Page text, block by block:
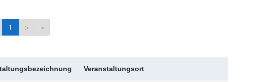
1 > »
Veranstaltungsort